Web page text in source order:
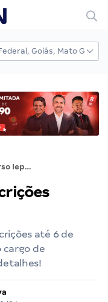
Concurso Iepê SP: inscrições abertas; confira!
até 6 de
cargo de